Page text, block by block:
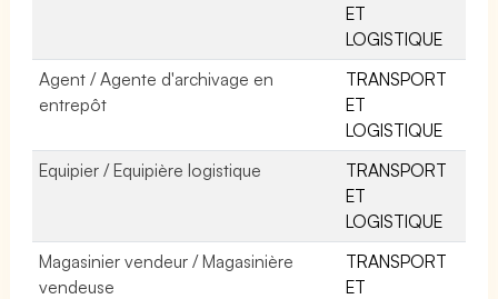
ET
LOGISTIQUE
Agent / Agente d'archivage en
entrepôt
TRANSPORT
ET
LOGISTIQUE
Equipier / Equipière logistique
TRANSPORT
ET
LOGISTIQUE
Magasinier vendeur / Magasinière
vendeuse
TRANSPORT
ET